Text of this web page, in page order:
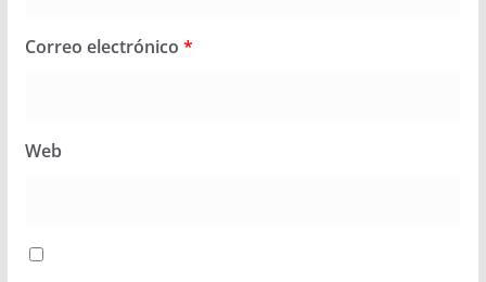
Correo electrónico *
Web